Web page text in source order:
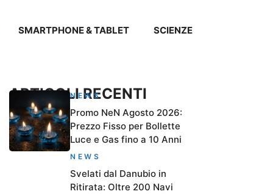
SMARTPHONE & TABLET SCIENZE
ARTICOLI RECENTI
NEWS
Promo NeN Agosto 2026:
Prezzo Fisso per Bollette
Luce e Gas fino a 10 Anni
NEWS
Svelati dal Danubio in
Ritirata: Oltre 200 Navi